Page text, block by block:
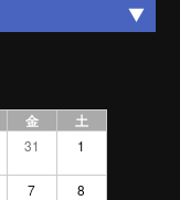
金 土
31 1
7 8